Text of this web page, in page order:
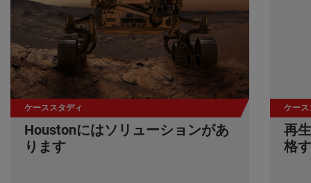
ケーススタディ
Houstonにはソリューションがあ
ります
ケース
再
格